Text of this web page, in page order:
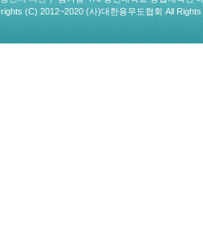
(C) 2012~2020 (사)대한용무도협회 All